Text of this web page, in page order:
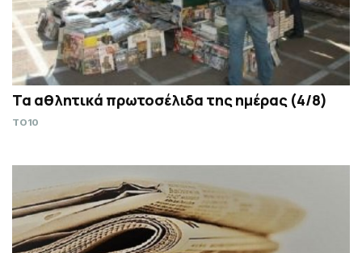
Τα αθλητικά πρωτοσέλιδα της ημέρας (4/8)
TO10